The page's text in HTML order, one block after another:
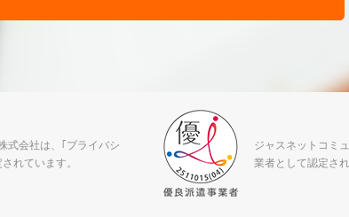
式会社は、｢プライバシ
れています。
ジャスネットコミ
業者として認定され